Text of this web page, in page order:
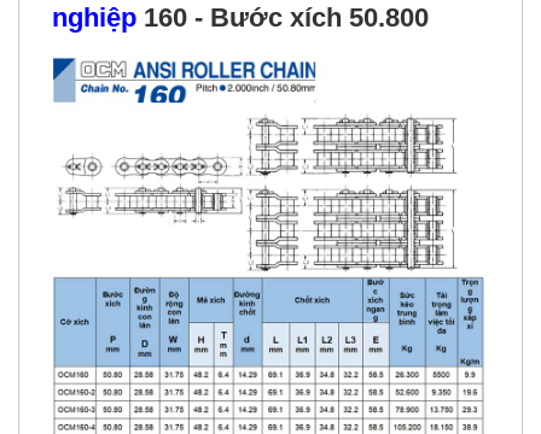
nghiệp 160 - Bước xích 50.800